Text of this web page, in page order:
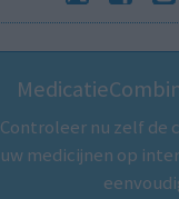
Controleer nu zelf de
uw medicijnen op